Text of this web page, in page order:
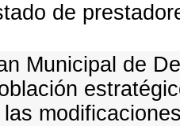
de
Municipal de